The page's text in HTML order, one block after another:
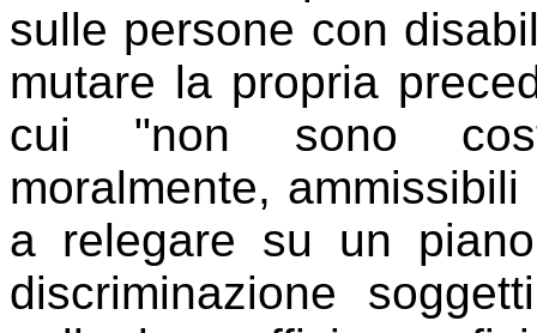
sulle persone con
mutare la propria
cui "non sono
moralmente,
a relegare su un
discriminazione